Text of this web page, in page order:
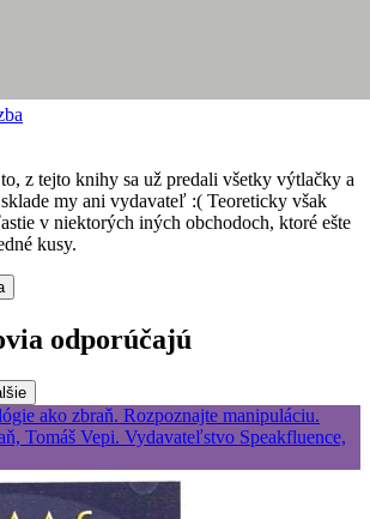
z tejto knihy sa už predali všetky výtlačky a
my ani vydavateľ :( Teoreticky však
v niektorých iných obchodoch, ktoré ešte
kusy.
odporúčajú